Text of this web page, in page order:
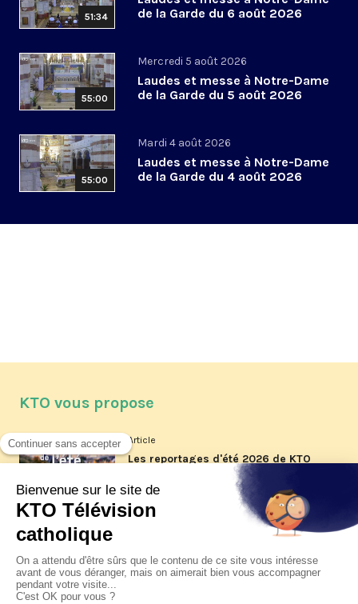
51:34
de la Garde du 6 août 2026
55:00
Mercredi 5 août 2026
Laudes et messe à Notre-Dame
de la Garde du 5 août 2026
55:00
Mardi 4 août 2026
Laudes et messe à Notre-Dame
de la Garde du 4 août 2026
KTO vous propose
Article
Les reportages d'été 2026 de KTO
Article
La visite pastorale du pape Léon
jeudi 6 août